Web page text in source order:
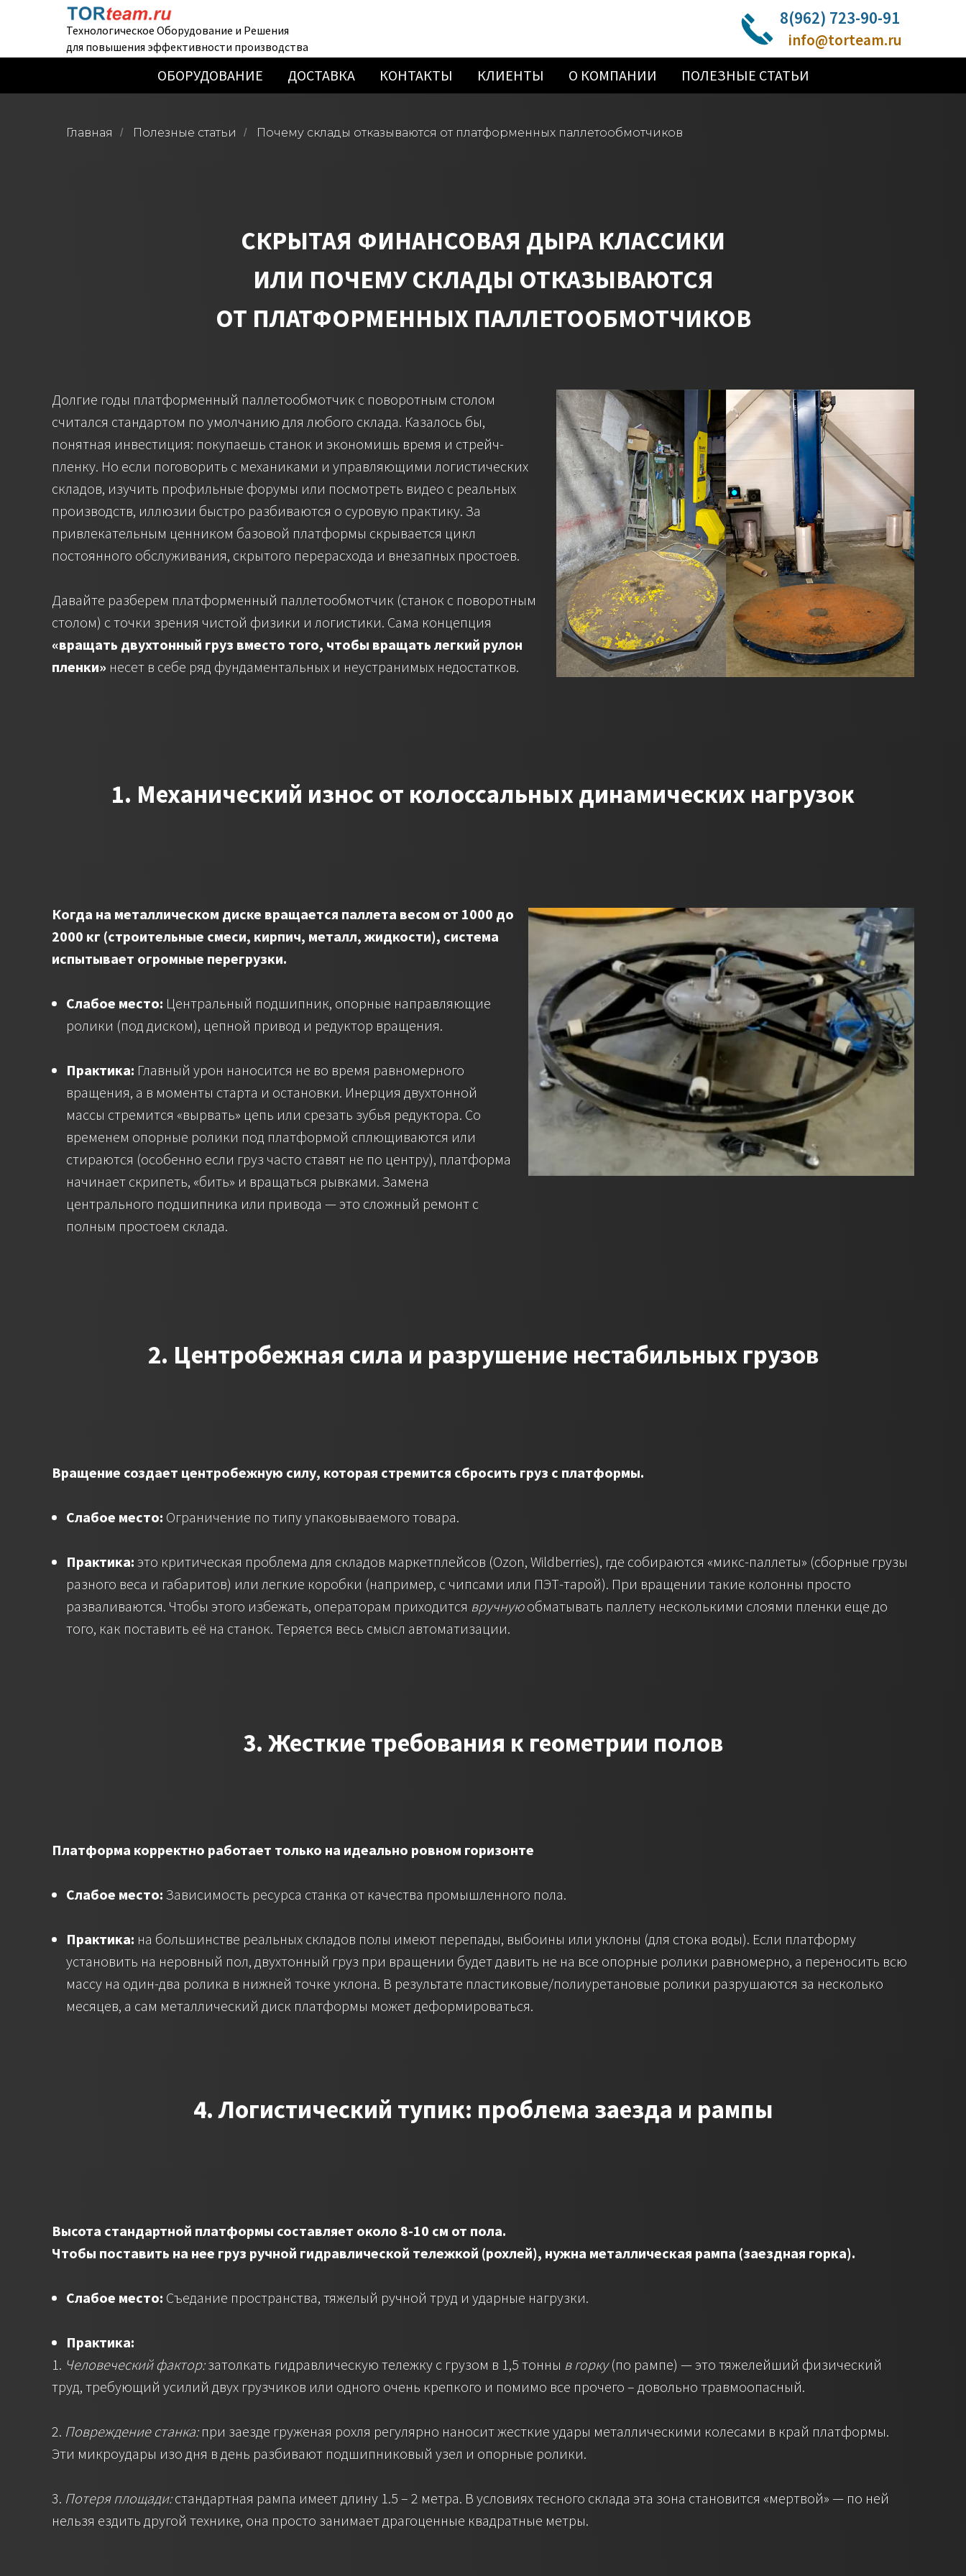
Технологическое Оборудование и Решения
для повышения эффективности производства
info@torteam.ru
8(962) 723-90-91
ОБОРУДОВАНИЕ ДОСТАВКА КОНТАКТЫ КЛИЕНТЫ О КОМПАНИИ ПОЛЕЗНЫЕ СТАТЬИ
Главная / Полезные статьи / Почему склады отказываются от платформенных паллетообмотчиков
Долгие годы платформенный паллетообмотчик с поворотным столом
считался стандартом по умолчанию для любого склада. Казалось бы,
понятная инвестиция: покупаешь станок и экономишь время и стрейч-
пленку. Но если поговорить с механиками и управляющими логистических
складов, изучить профильные форумы или посмотреть видео с реальных
производств, иллюзии быстро разбиваются о суровую практику. За
привлекательным ценником базовой платформы скрывается цикл
постоянного обслуживания, скрытого перерасхода и внезапных простоев.
Давайте разберем платформенный паллетообмотчик (станок с поворотным
столом) с точки зрения чистой физики и логистики. Сама концепция
«вращать двухтонный груз вместо того, чтобы вращать легкий рулон
пленки» несет в себе ряд фундаментальных и неустранимых недостатков.
СКРЫТАЯ ФИНАНСОВАЯ ДЫРА КЛАССИКИ
ИЛИ ПОЧЕМУ СКЛАДЫ ОТКАЗЫВАЮТСЯ
ОТ ПЛАТФОРМЕННЫХ ПАЛЛЕТООБМОТЧИКОВ
1. Механический износ от колоссальных динамических нагрузок
Когда на металлическом диске вращается паллета весом от 1000 до
2000 кг (строительные смеси, кирпич, металл, жидкости), система
испытывает огромные перегрузки.
Слабое место: Центральный подшипник, опорные направляющие
ролики (под диском), цепной привод и редуктор вращения.
Практика: Главный урон наносится не во время равномерного
вращения, а в моменты старта и остановки. Инерция двухтонной
массы стремится «вырвать» цепь или срезать зубья редуктора. Со
временем опорные ролики под платформой сплющиваются или
стираются (особенно если груз часто ставят не по центру), платформа
начинает скрипеть, «бить» и вращаться рывками. Замена
центрального подшипника или привода — это сложный ремонт с
полным простоем склада.
2. Центробежная сила и разрушение нестабильных грузов
Вращение создает центробежную силу, которая стремится сбросить груз с платформы.
Слабое место: Ограничение по типу упаковываемого товара.
Практика: это критическая проблема для складов маркетплейсов (Ozon, Wildberries), где собираются «микс-паллеты» (сборные грузы
разного веса и габаритов) или легкие коробки (например, с чипсами или ПЭТ-тарой). При вращении такие колонны просто
разваливаются. Чтобы этого избежать, операторам приходится вручнуюобматывать паллету несколькими слоями пленки еще до
того, как поставить её на станок. Теряется весь смысл автоматизации.
3. Жесткие требования к геометрии полов
Платформа корректно работает только на идеально ровном горизонте
Слабое место: Зависимость ресурса станка от качества промышленного пола.
Практика: на большинстве реальных складов полы имеют перепады, выбоины или уклоны (для стока воды). Если платформу
установить на неровный пол, двухтонный груз при вращении будет давить не на все опорные ролики равномерно, а переносить всю
массу на один-два ролика в нижней точке уклона. В результате пластиковые/полиуретановые ролики разрушаются за несколько
месяцев, а сам металлический диск платформы может деформироваться.
4. Логистический тупик: проблема заезда и рампы
Высота стандартной платформы составляет около 8-10 см от пола.
Чтобы поставить на нее груз ручной гидравлической тележкой (рохлей), нужна металлическая рампа (заездная горка).
Слабое место: Съедание пространства, тяжелый ручной труд и ударные нагрузки.
Практика:
1. Человеческий фактор:затолкать гидравлическую тележку с грузом в 1,5 тонны в горку(по рампе) — это тяжелейший физический
труд, требующий усилий двух грузчиков или одного очень крепкого и помимо все прочего – довольно травмоопасный.
2. Повреждение станка:при заезде груженая рохля регулярно наносит жесткие удары металлическими колесами в край платформы.
Эти микроудары изо дня в день разбивают подшипниковый узел и опорные ролики.
3. Потеря площади:стандартная рампа имеет длину 1.5 – 2 метра. В условиях тесного склада эта зона становится «мертвой» — по ней
нельзя ездить другой технике, она просто занимает драгоценные квадратные метры.